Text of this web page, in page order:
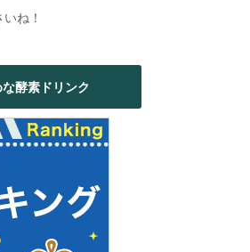
ね！
酵素ドリンク